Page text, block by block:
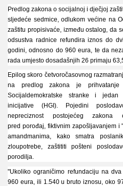
Predlog zakona o socijalnoj i dječjoj
sljedeće sedmice, odlukom većine na
zaštitu propisivaće, između ostalog, da
odsustva radnice refundira iznos do
godini, odnosno do 960 eura, te da
rada umjesto dosadašnjih 26 primaju
Epilog skoro četvoročasovnog
na predlog zakona je
Socijaldemokratske stranke i jedan
inicijative (HGI).
Pojedini
nepreciznost postojećeg zakona
pred porođaj, fiktivnim zapošljavanjem i
amandmanima, kako smatra
zloupotrebe, zaštititi pošteni
porodilja.
"Ukoliko ograničimo refundaciju na
960 eura, ili 1.540 u bruto iznosu, oko